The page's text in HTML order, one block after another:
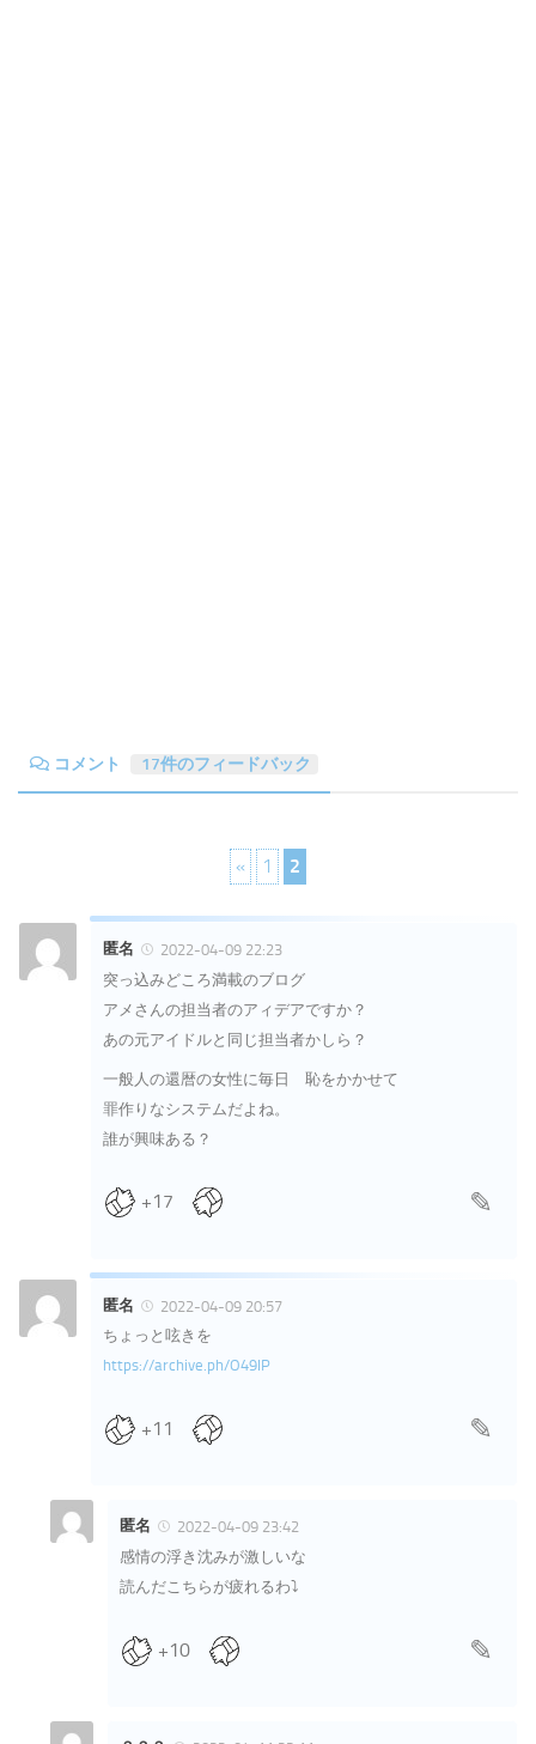
コメント 17件のフィードバック
« 1 2
匿名
2022-04-09 22:23
突っ込みどころ満載のブログ
アメさんの担当者のアィデアですか？
あの元アイドルと同じ担当者かしら？
一般人の還暦の女性に毎日 恥をかかせて
罪作りなシステムだよね。
誰が興味ある？
+17
匿名
2022-04-09 20:57
ちょっと呟きを
https://archive.ph/O49lP
+11
匿名
2022-04-09 23:42
感情の浮き沈みが激しいな
読んだこちらが疲れるわ⤵︎
+10